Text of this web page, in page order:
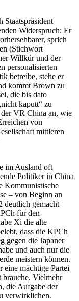
Widerspruch: Er
sprich
(Stichwort
Willkür und der
personalisierten
betreibe, stehe er
kommt Brown zu
die bis dato
kaputt“ zu
der VR China an, wie
von
mittleren
im Ausland oft
Politiker in China
Kommunistische
– von Beginn an
deutlich gemacht
für den
Xi die alte
dass die KPCh
gegen die Japaner
und auch nur die
meistern können.
eine mächtige Partei
brauche. Vielmehr
die Aufgabe der
verwirklichen.